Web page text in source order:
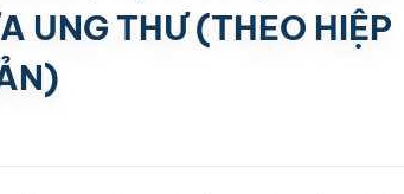
UNG THƯ (THEO HIỆP